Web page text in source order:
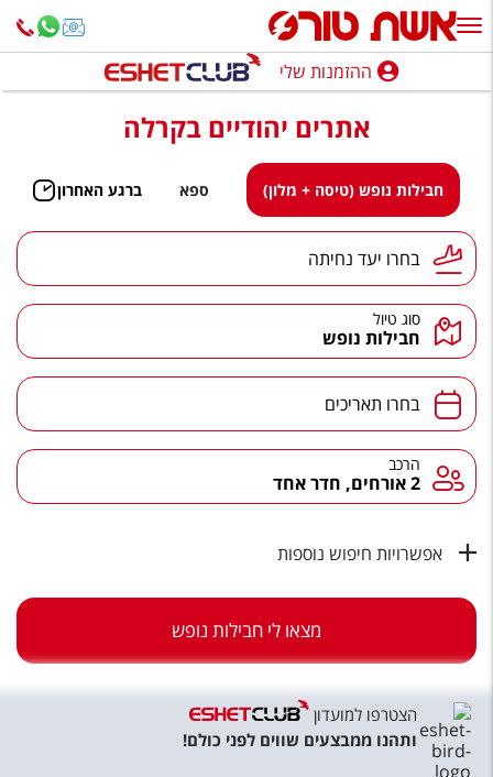
ההזמנות שלי
נופש בארץ
חופשה לפי סגנון
מלונות באילת
טיולים מאורגנים
סגנונות טיול
הרגע האחרון
חבילות בריאות וספא
טיסות לחו"ל
מלונות בחו"ל
שירות לקוחות
ההזמנות שלי
אתרים יהודיים בקרלה
חבילות נופש (טיסה + מלון) ספא ברגע האחרון
יעד נחיתהבחרו יעד נחיתה
סוג טיול
חבילות נופש
תאריכים בחרו תאריכים
הרכב הרכב
2 אורחים, חדר אחד
אפשרויות חיפוש נוספות
מצאו לי חבילות נופש
הצטרפו למועדון
ותהנו ממבצעים שווים לפני כולם!